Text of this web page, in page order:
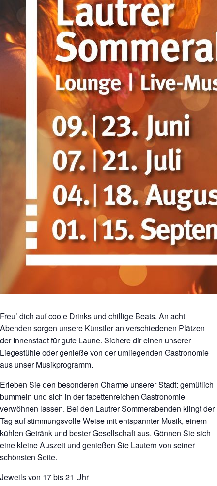
Freu’ dich auf coole Drinks und chillige Beats. An acht
Abenden sorgen unsere Künstler an verschiedenen Plätzen
der Innenstadt für gute Laune. Sichere dir einen unserer
Liegestühle oder genieße von der umliegenden Gastronomie
aus unser Musikprogramm.
Erleben Sie den besonderen Charme unserer Stadt: gemütlich
bummeln und sich in der facettenreichen Gastronomie
verwöhnen lassen. Bei den Lautrer Sommerabenden klingt der
Tag auf stimmungsvolle Weise mit entspannter Musik, einem
kühlen Getränk und bester Gesellschaft aus. Gönnen Sie sich
eine kleine Auszeit und genießen Sie Lautern von seiner
schönsten Seite.
Jeweils von 17 bis 21 Uhr